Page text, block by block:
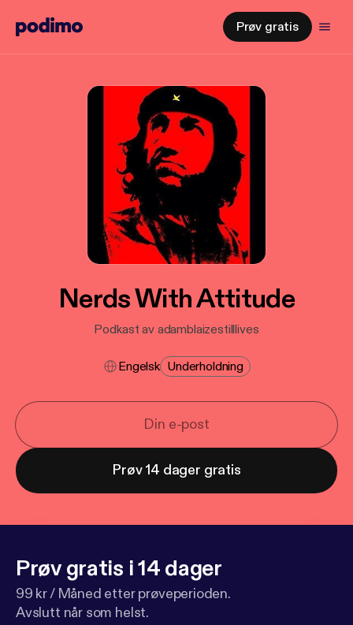
Prøv gratis
Nerds With Attitude
Podkast av adamblaizestilllives
Engelsk Underholdning
Prøv 14 dager gratis
Prøv gratis i 14 dager
99 kr / Måned etter prøveperioden.
Avslutt når som helst.